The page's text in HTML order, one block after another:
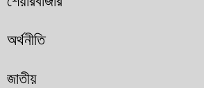
অর্থনীতি
জাতীয়